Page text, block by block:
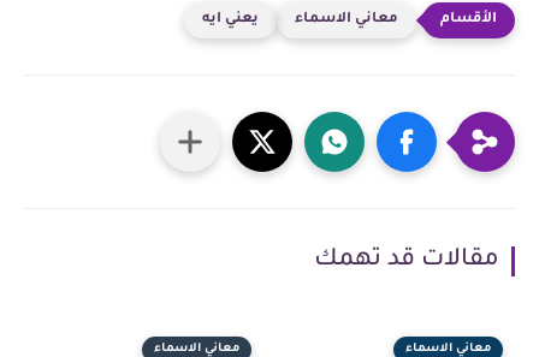
معاني الاسماء يعني ايه
مقالات قد تهمك
معاني الاسماء معاني الاسماء